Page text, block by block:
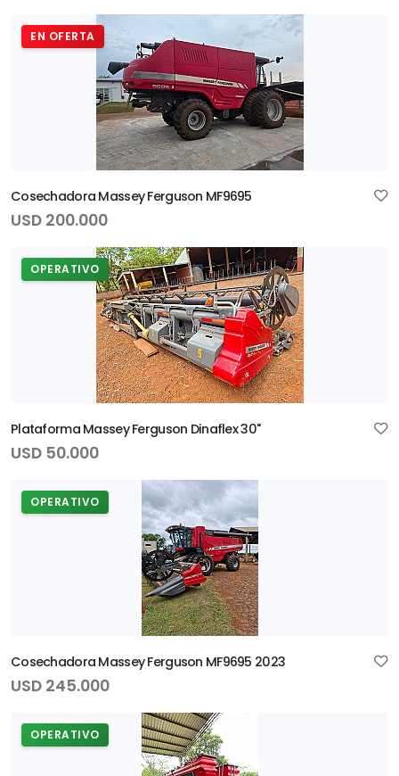
EN OFERTA
Cosechadora Massey Ferguson MF9695
USD 200.000
OPERATIVO
Plataforma Massey Ferguson Dinaflex 30"
USD 50.000
OPERATIVO
Cosechadora Massey Ferguson MF9695 2023
USD 245.000
OPERATIVO